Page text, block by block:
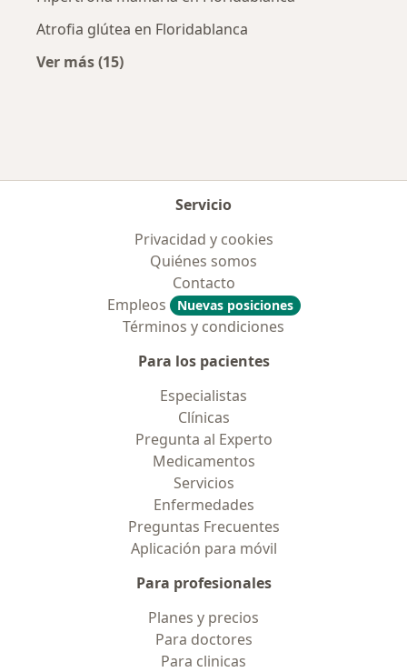
Atrofia glútea en Floridablanca
Ver más (15)
Servicio
Privacidad y cookies
Quiénes somos
Contacto
Empleos
Nuevas posiciones
Términos y condiciones
Para los pacientes
Especialistas
Clínicas
Pregunta al Experto
Medicamentos
Servicios
Enfermedades
Preguntas Frecuentes
Aplicación para móvil
Para profesionales
Planes y precios
Para doctores
Para clinicas